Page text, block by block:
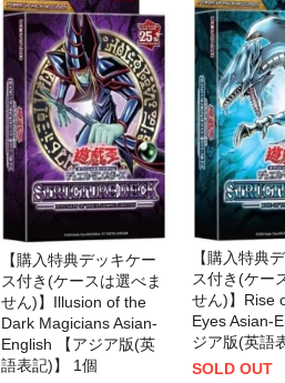
【購入特典デッキケー
ス付き(ケースは選べま
せん)】Illusion of the
Dark Magicians Asian-
English 【アジア版(英
語表記)】 1個
【購入特典
ス付き(ケー
せん)】Rise
Eyes Asian-
ジア版(英語
SOLD OUT